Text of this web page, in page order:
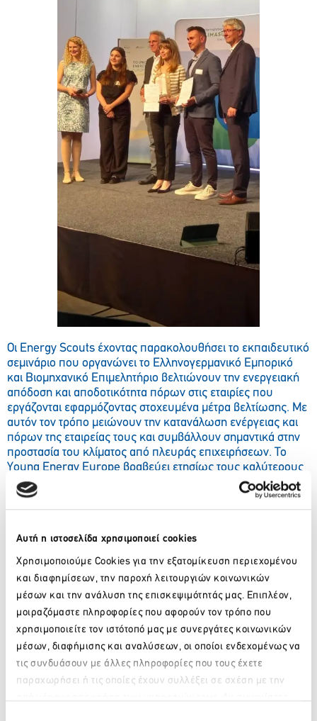
Αυτή η ιστοσελίδα χρησιμοποιεί cookies
Χρησιμοποιούμε Cookies για την εξατομίκευση περιεχομένου
και διαφημίσεων, την παροχή λειτουργιών κοινωνικών
μέσων και την ανάλυση της επισκεψιμότητάς μας. Επιπλέον,
μοιραζόμαστε πληροφορίες που αφορούν τον τρόπο που
χρησιμοποιείτε τον ιστότοπό μας με συνεργάτες κοινωνικών
μέσων, διαφήμισης και αναλύσεων, οι οποίοι ενδεχομένως να
τις συνδυάσουν με άλλες πληροφορίες που τους έχετε
παραχωρήσει ή τις οποίες έχουν συλλέξει σε σχέση με την
Οι Energy Scouts έχοντας παρακολουθήσει το εκπαιδευτικό
σεμινάριο που οργανώνει το Ελληνογερμανικό Εμπορικό
και Βιομηχανικό Επιμελητήριο βελτιώνουν την ενεργειακή
απόδοση και αποδοτικότητα πόρων στις εταιρίες που
εργάζονται εφαρμόζοντας στοχευμένα μέτρα βελτίωσης. Με
αυτόν τον τρόπο μειώνουν την κατανάλωση ενέργειας και
πόρων της εταιρείας τους και συμβάλλουν σημαντικά στην
προστασία του κλίματος από πλευράς επιχειρήσεων. Το
Young Energy Europe βραβεύει ετησίως τους καλύτερους
Energy Scouts της Ευρώπης από το 2019.